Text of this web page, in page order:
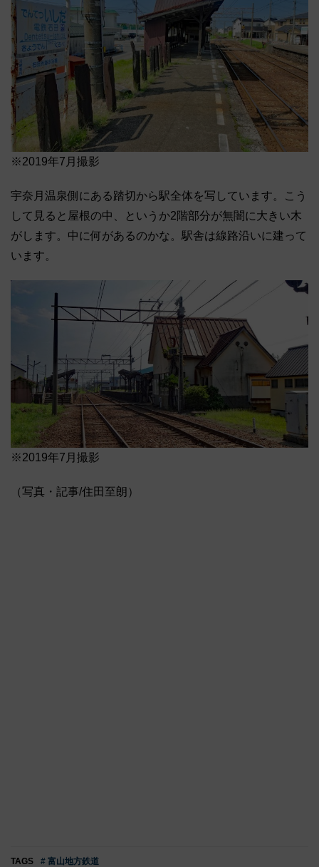
※2019年7月撮影
宇奈月温泉側にある踏切から駅全体を写しています。こう
して見ると屋根の中、というか2階部分が無闇に大きい木
がします。中に何があるのかな。駅舎は線路沿いに建って
います。
※2019年7月撮影
（写真・記事/住田至朗）
TAGS # 富山地方鉄道